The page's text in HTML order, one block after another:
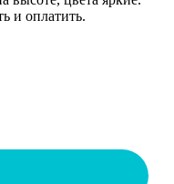
и оплатить.